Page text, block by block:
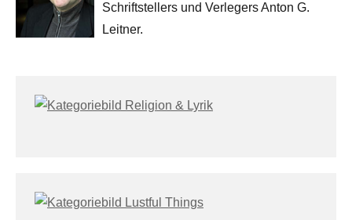
Schriftstellers und Verlegers Anton G.
Leitner.